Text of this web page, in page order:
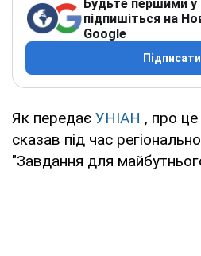
Будьте першими у
підпишіться на
Google
Як передає УНІАН , про
сказав під час
"Завдання для